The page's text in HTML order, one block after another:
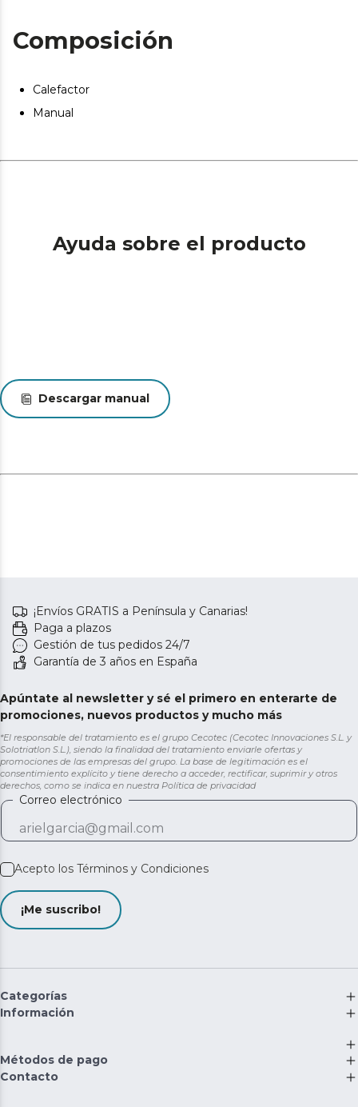
Composición
Calefactor
Manual
Ayuda sobre el producto
Descargar manual
¡Envíos GRATIS a Península y Canarias!
Paga a plazos
Gestión de tus pedidos 24/7
Garantía de 3 años en España
Apúntate al newsletter y sé el primero en enterarte de
promociones, nuevos productos y mucho más
*El responsable del tratamiento es el grupo Cecotec (Cecotec Innovaciones S.L. y
Solotriatlon S.L.), siendo la finalidad del tratamiento enviarle ofertas y
promociones de las empresas del grupo. La base de legitimación es el
consentimiento explícito y tiene derecho a acceder, rectificar, suprimir y otros
derechos, como se indica en nuestra Política de privacidad
Correo electrónico
Acepto los Términos y Condiciones
¡Me suscribo!
Categorías
Información
Métodos de pago
Contacto